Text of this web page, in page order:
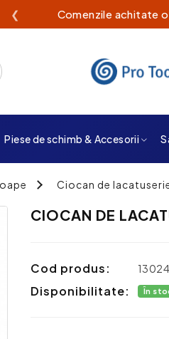
❮ Comenzile achitate
Piese de schimb & Accesorii
Ciocan de
CIOCAN DE
Cod produs:
Disponibilitate: În